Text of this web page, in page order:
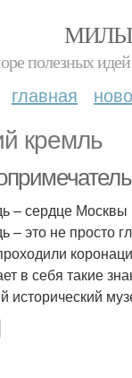
полезных
главная
кремль
– сердце Москвы
– это не просто
в себя такие
исторический